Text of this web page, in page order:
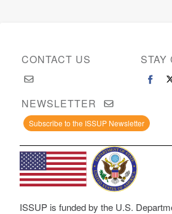
CONTACT US STAY
NEWSLETTER
Subscribe to the ISSUP Newsletter
ISSUP is funded by the U.S.